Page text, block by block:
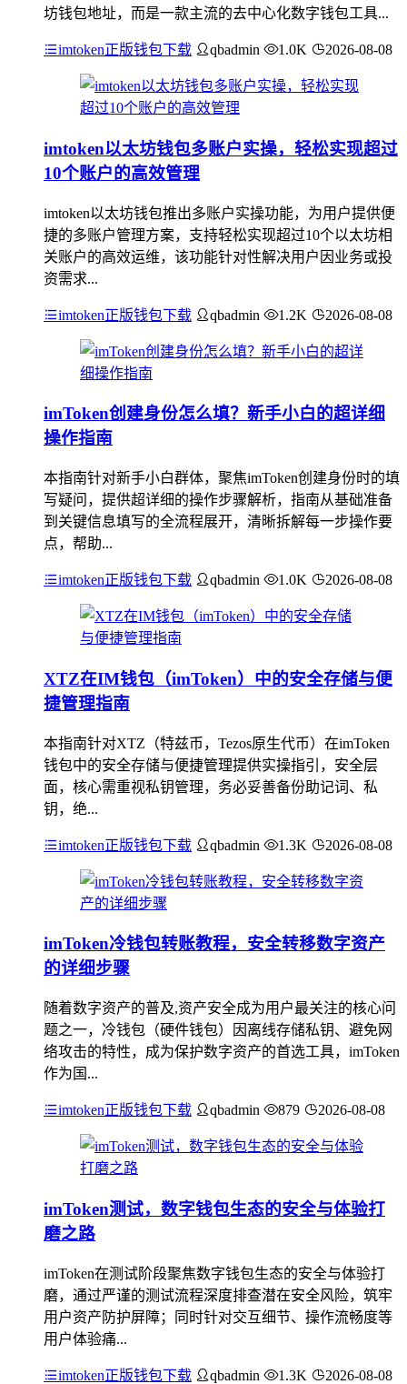
坊钱包地址，而是一款主流的去中心化数字钱包工具...
imtoken正版钱包下载 qbadmin 1.0K 2026-08-08
imtoken以太坊钱包多账户实操，轻松实现超过
10个账户的高效管理
imtoken以太坊钱包推出多账户实操功能，为用户提供便
捷的多账户管理方案，支持轻松实现超过10个以太坊相
关账户的高效运维，该功能针对性解决用户因业务或投
资需求...
imtoken正版钱包下载 qbadmin 1.2K 2026-08-08
imToken创建身份怎么填？新手小白的超详细
操作指南
本指南针对新手小白群体，聚焦imToken创建身份时的填
写疑问，提供超详细的操作步骤解析，指南从基础准备
到关键信息填写的全流程展开，清晰拆解每一步操作要
点，帮助...
imtoken正版钱包下载 qbadmin 1.0K 2026-08-08
XTZ在IM钱包（imToken）中的安全存储与便
捷管理指南
本指南针对XTZ（特兹币，Tezos原生代币）在imToken
钱包中的安全存储与便捷管理提供实操指引，安全层
面，核心需重视私钥管理，务必妥善备份助记词、私
钥，绝...
imtoken正版钱包下载 qbadmin 1.3K 2026-08-08
imToken冷钱包转账教程，安全转移数字资产
的详细步骤
随着数字资产的普及,资产安全成为用户最关注的核心问
题之一，冷钱包（硬件钱包）因离线存储私钥、避免网
络攻击的特性，成为保护数字资产的首选工具，imToken
作为国...
imtoken正版钱包下载 qbadmin 879 2026-08-08
imToken测试，数字钱包生态的安全与体验打
磨之路
imToken在测试阶段聚焦数字钱包生态的安全与体验打
磨，通过严谨的测试流程深度排查潜在安全风险，筑牢
用户资产防护屏障；同时针对交互细节、操作流畅度等
用户体验痛...
imtoken正版钱包下载 qbadmin 1.3K 2026-08-08